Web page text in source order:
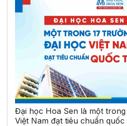
Đại học Hoa Sen là một
Việt Nam đạt tiêu chuẩn quốc